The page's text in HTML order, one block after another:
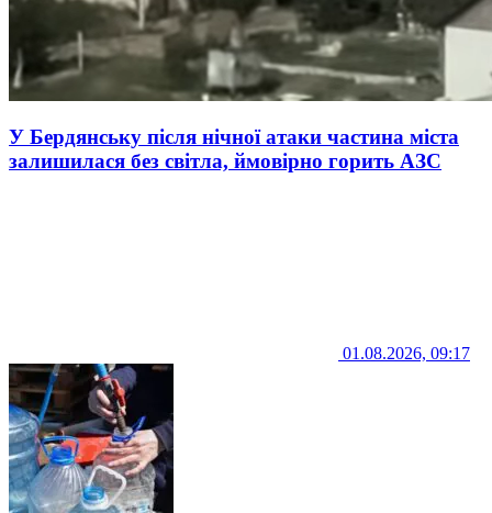
У Бердянську після нічної атаки частина міста
залишилася без світла, ймовірно горить АЗС
01.08.2026, 09:17